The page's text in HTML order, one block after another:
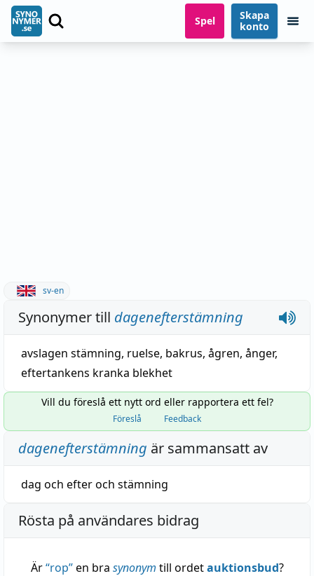
Spel
Skapa
konto
sv-en
Synonymer till dagenefterstämning
avslagen stämning, ruelse, bakrus, ågren, ånger,
eftertankens kranka blekhet
Vill du föreslå ett nytt ord eller rapportera ett fel?
Föreslå Feedback
dagenefterstämning är sammansatt av
dag och efteroch stämning
Rösta på användares bidrag
Är“rop”en bra synonym till ordetauktionsbud?